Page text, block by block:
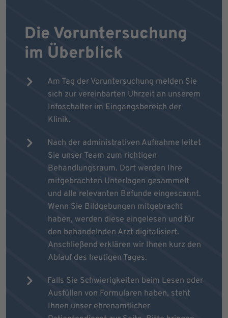
Die Voruntersuchung
im Überblick
Am Tag der Voruntersuchung melden Sie
sich zur vereinbarten Uhrzeit an unserem
Infoschalter im Eingangsbereich der
Klinik.
Nach der administrativen Aufnahme leitet
Sie unser Team zum richtigen
Behandlungsraum. Dort werden Ihre
mitgebrachten Unterlagen gesammelt
und alle relevanten Befunde eingescannt.
Wenn Sie Bildgebungen mitgebracht
haben, werden diese eingelesen und für
den behandelnden Arzt digitalisiert.
Anschließend erklären wir Ihnen kurz den
Ablauf des heutigen Tages.
Falls Sie Schwierigkeiten beim Lesen oder
Ausfüllen von Formularen haben, steht
Ihnen unser ehrenamtlicher